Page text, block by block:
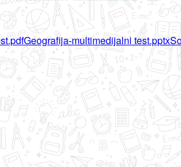
Geografija-multimedijalni test.pptx